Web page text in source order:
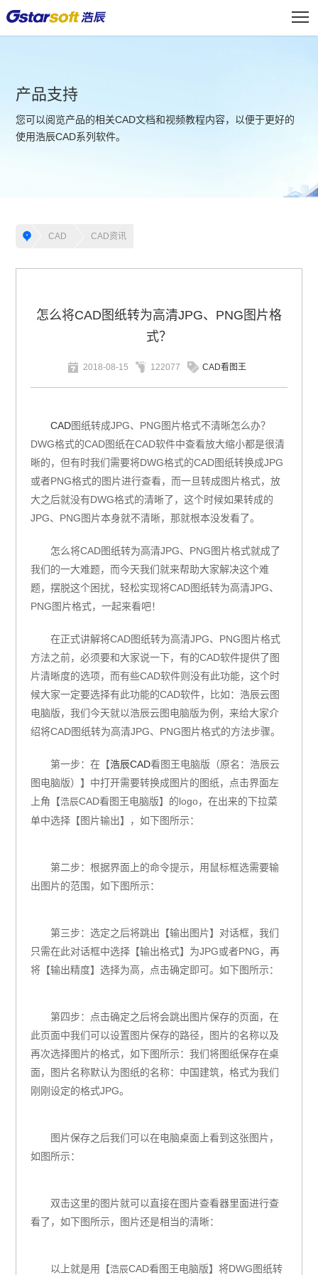
产品支持
您可以阅览产品的相关CAD文档和视频教程内容，以便于更好的
使用浩辰CAD系列软件。
CAD CAD资讯
怎么将CAD图纸转为高清JPG、PNG图片格
式？
2018-08-15 122077 CAD看图王
CAD图纸转成JPG、PNG图片格式不清晰怎么办？
DWG格式的CAD图纸在CAD软件中查看放大缩小都是很清
晰的，但有时我们需要将DWG格式的CAD图纸转换成JPG
或者PNG格式的图片进行查看，而一旦转成图片格式，放
大之后就没有DWG格式的清晰了，这个时候如果转成的
JPG、PNG图片本身就不清晰，那就根本没发看了。
怎么将CAD图纸转为高清JPG、PNG图片格式就成了
我们的一大难题，而今天我们就来帮助大家解决这个难
题，摆脱这个困扰，轻松实现将CAD图纸转为高清JPG、
PNG图片格式，一起来看吧！
在正式讲解将CAD图纸转为高清JPG、 PNG图片格式
方法之前，必须要和大家说一下，有的CAD软件提供了图
片清晰度的选项，而有些CAD软件则没有此功能，这个时
候大家一定要选择有此功能的CAD软件，比如：浩辰云图
电脑版，我们今天就以浩辰云图电脑版为例，来给大家介
绍将CAD图纸转为高清JPG、 PNG图片格式的方法步骤。
第一步：在【浩辰CAD看图王电脑版（原名：浩辰云
图电脑版）】中打开需要转换成图片的图纸，点击界面左
上角【浩辰CAD看图王电脑版】的logo，在出来的下拉菜
单中选择【图片输出】，如下图所示：
第二步：根据界面上的命令提示，用鼠标框选需要输
出图片的范围，如下图所示：
第三步：选定之后将跳出【输出图片】对话框，我们
只需在此对话框中选择【输出格式】为JPG或者PNG，再
将【输出精度】选择为高，点击确定即可。如下图所示：
第四步：点击确定之后将会跳出图片保存的页面，在
此页面中我们可以设置图片保存的路径，图片的名称以及
再次选择图片的格式，如下图所示：我们将图纸保存在桌
面，图片名称默认为图纸的名称：中国建筑，格式为我们
刚刚设定的格式JPG。
图片保存之后我们可以在电脑桌面上看到这张图片，
如图所示：
双击这里的图片就可以直接在图片查看器里面进行查
看了，如下图所示，图片还是相当的清晰：
以上就是用【浩辰CAD看图王电脑版】将DWG图纸转